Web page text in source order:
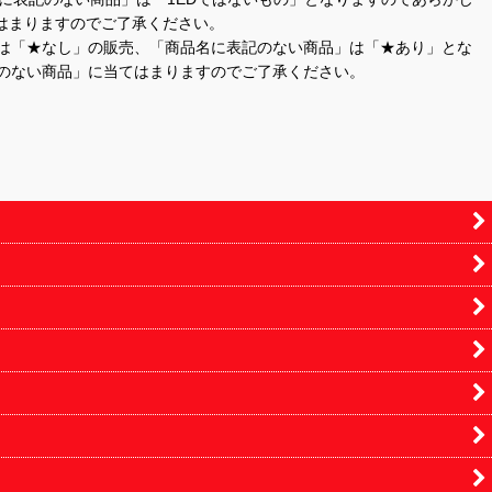
りますのでご了承ください。
★なし」の販売、「商品名に表記のない商品」は「★あり」とな
い商品」に当てはまりますのでご了承ください。